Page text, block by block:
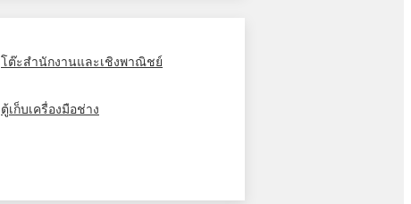
โต๊ะสำนักงานและเชิงพาณิชย์
ตู้เก็บเครื่องมือช่าง